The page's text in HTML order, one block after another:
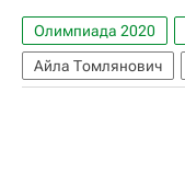
Олимпиада 2020
Айла Томлянович